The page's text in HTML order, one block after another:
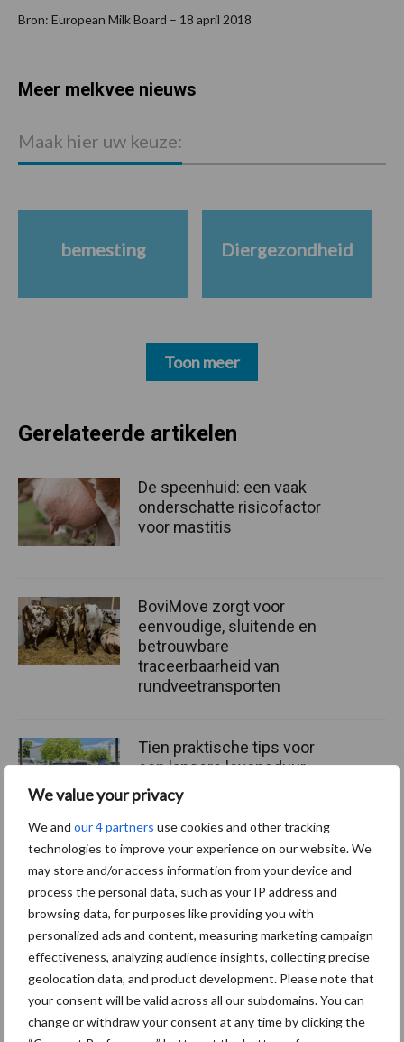
We value your privacy
We and our 4 partners use cookies and other tracking
technologies to improve your experience on our website. We
may store and/or access information from your device and
process the personal data, such as your IP address and
browsing data, for purposes like providing you with
personalized ads and content, measuring marketing campaign
effectiveness, analyzing audience insights, collecting precise
geolocation data, and product development. Please note that
your consent will be valid across all our subdomains. You can
change or withdraw your consent at any time by clicking the
Bron: European Milk Board – 18 april 2018
Primaire
Sidebar
Recent nieuws Partner nieuws
De speenhuid: een vaak
onderschatte risicofactor voor
mastitis
Meer melkvee nieuws
Maak hier uw keuze:
bemesting Diergezondheid
Toon meer
Gerelateerde artikelen
De speenhuid: een vaak
onderschatte risicofactor
voor mastitis
BoviMove zorgt voor
eenvoudige, sluitende en
betrouwbare
traceerbaarheid van
rundveetransporten
Tien praktische tips voor
een langere levensduur